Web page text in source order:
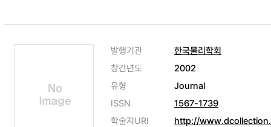
발행기관
한국물리학회
창간년도
2002
유형
Journal
ISSN
1567-1739
학술지URI
http://